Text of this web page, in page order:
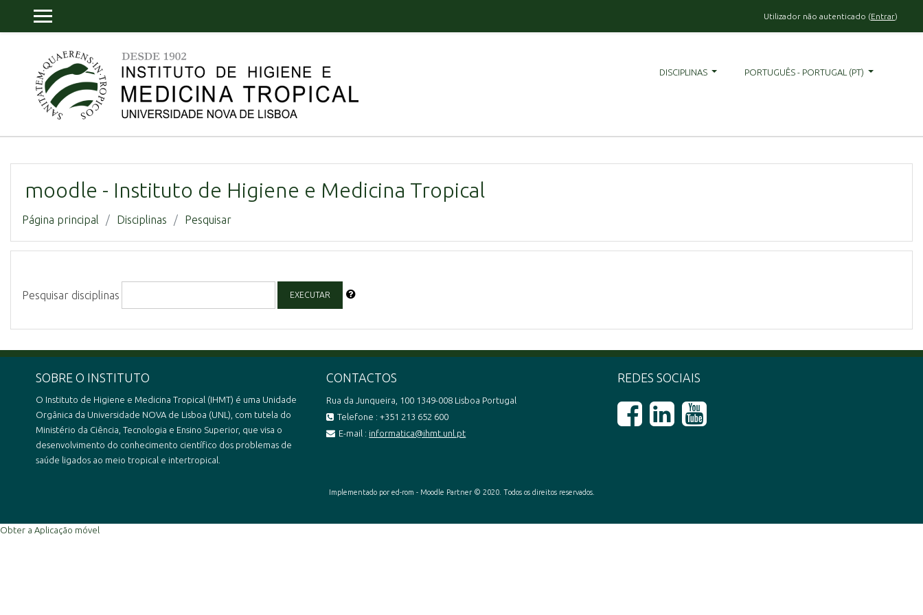
Utilizador não autenticado (Entrar)
DISCIPLINAS PORTUGUÊS - PORTUGAL ‎(PT)‎
moodle - Instituto de Higiene e Medicina Tropical
Página principal Disciplinas Pesquisar
Pesquisar disciplinas EXECUTAR
SOBRE O INSTITUTO
O Instituto de Higiene e Medicina Tropical (IHMT) é uma Unidade
Orgânica da Universidade NOVA de Lisboa (UNL), com tutela do
Ministério da Ciência, Tecnologia e Ensino Superior, que visa o
desenvolvimento do conhecimento científico dos problemas de
saúde ligados ao meio tropical e intertropical.
CONTACTOS
Rua da Junqueira, 100 1349-008 Lisboa Portugal
Telefone : +351 213 652 600
E-mail : informatica@ihmt.unl.pt
REDES SOCIAIS
Implementado por ed-rom - Moodle Partner © 2020. Todos os direitos reservados.
Obter a Aplicação móvel